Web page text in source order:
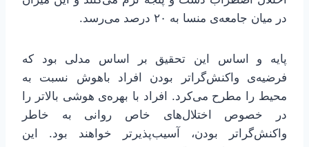
در میان جامعه‌ی منسا به ۲۰ درصد می‌رسد.
پایه و اساس این تحقیق بر اساس مدلی بود که
فرضیه‌ی واکنش‌گراتر بودن افراد باهوش نسبت به
محیط را مطرح می‌کرد. افراد با بهره‌ی هوشی بالاتر را
در خصوص اختلال‌های خاص روانی‌ به خاطر
واکنش‌گراتر بودن، آسیب‌پذیرتر خواهند بود. این